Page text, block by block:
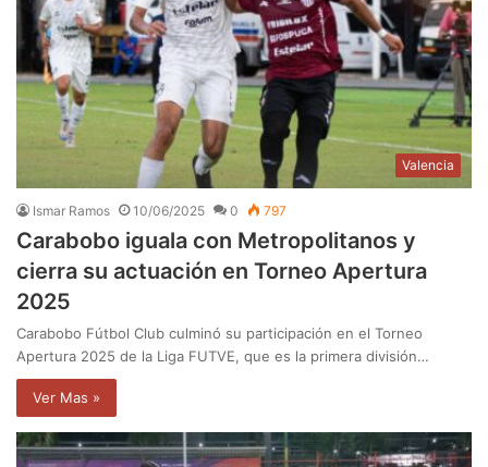
Valencia
Ismar Ramos 10/06/2025 0 797
Carabobo iguala con Metropolitanos y
cierra su actuación en Torneo Apertura
2025
Carabobo Fútbol Club culminó su participación en el Torneo
Apertura 2025 de la Liga FUTVE, que es la primera división…
Ver Mas »